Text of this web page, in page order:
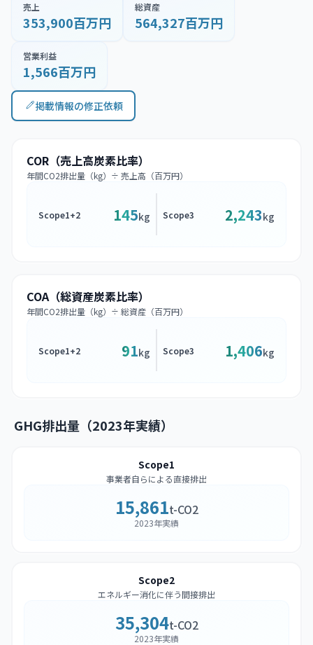
売上
353,900百万円
総資産
564,327百万円
営業利益
1,566百万円
掲載情報の修正依頼
COR（売上高炭素比率）
年間CO2排出量（kg）÷ 売上高（百万円）
Scope1+2 145kg Scope3 2,243kg
COA（総資産炭素比率）
年間CO2排出量（kg）÷ 総資産（百万円）
Scope1+2 91kg Scope3 1,406kg
GHG排出量（2023年実績）
Scope1
事業者自らによる直接排出
15,861t-CO2
2023年実績
Scope2
エネルギー消化に伴う間接排出
35,304t-CO2
2023年実績